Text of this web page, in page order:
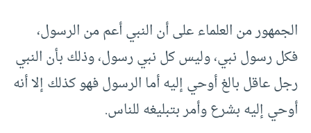
الجمهور من العلماء على أن النبي أعم من الرسول،
فكل رسول نبي، وليس كل نبي رسول، وذلك بأن النبي
رجل عاقل بالغ أوحي إليه أما الرسول فهو كذلك إلا أنه
أوحي إليه بشرع وأمر بتبليغه للناس.